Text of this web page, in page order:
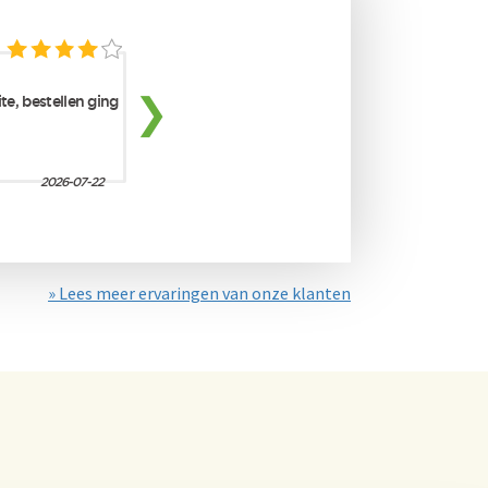
» Lees meer ervaringen van onze klanten